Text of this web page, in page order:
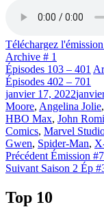
Téléchargez
Archive # 1
Épisodes 103 – 401
Épisodes 402 – 701
Publié
le
janvier 17, 2022
Moore, Angelina Jolie,
HBO Max, John
Comics, Marvel
Gwen, Spider-Man,
Navigation
de
l'article
Précédent Article
précédent :
Émission
Suivant Article
Saison 2 Ép
Top 10